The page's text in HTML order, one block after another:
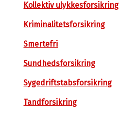
Kollektiv ulykkesforsikring
Kriminalitetsforsikring
Smertefri
Sundhedsforsikring
Sygedriftstabsforsikring
Tandforsikring